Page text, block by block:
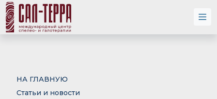
НА ГЛАВНУЮ
Статьи и новости